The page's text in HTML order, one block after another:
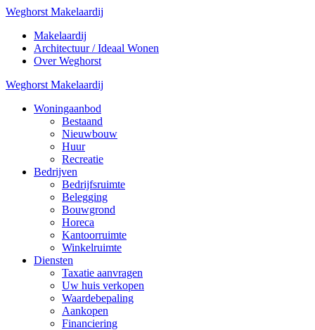
Weghorst Makelaardij
Makelaardij
Architectuur / Ideaal Wonen
Over Weghorst
Weghorst Makelaardij
Woningaanbod
Bestaand
Nieuwbouw
Huur
Recreatie
Bedrijven
Bedrijfsruimte
Belegging
Bouwgrond
Horeca
Kantoorruimte
Winkelruimte
Diensten
Taxatie aanvragen
Uw huis verkopen
Waardebepaling
Aankopen
Financiering